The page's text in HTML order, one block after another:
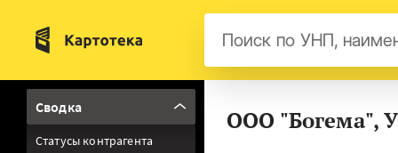
Сводка
Статусы контрагента
ООО "Богема",